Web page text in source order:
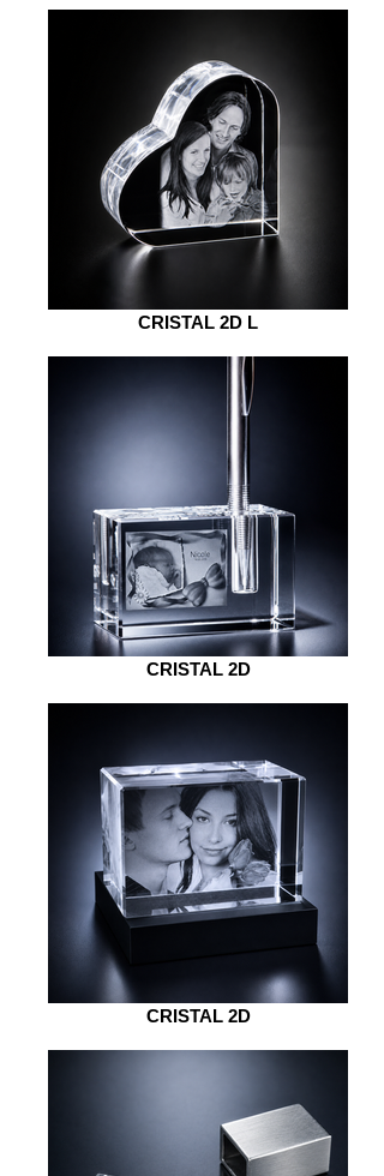
CRISTAL 2D L
CRISTAL 2D
CRISTAL 2D